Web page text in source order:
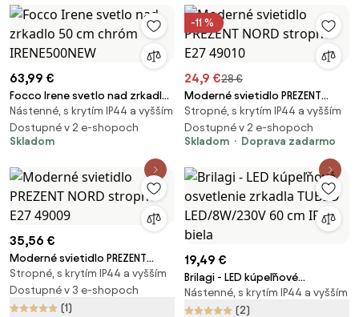
63,99 €
Focco Irene svetlo nad zrkadlo
50 cm chróm IRENE500NEW
Nástenné, s krytím IP44 a vyšším
Dostupné v 2 e-shopoch
Skladom
-11 %
24,9 €28 €
Moderné svietidlo PREZENT
NORD stropné E27 49010
Stropné, s krytím IP44 a vyšším
Dostupné v 2 e-shopoch
Skladom
Doprava zadarmo
35,56 €
Moderné svietidlo PREZENT
NORD stropné E27 49009
Stropné, s krytím IP44 a vyšším
Dostupné v 3 e-shopoch
(1)
19,49 €
Brilagi - LED kúpeľňové
osvetlenie zrkadla TUBEO
LED/8W/230V 60 cm IP44 biela
Nástenné, s krytím IP44 a vyšším
(2)